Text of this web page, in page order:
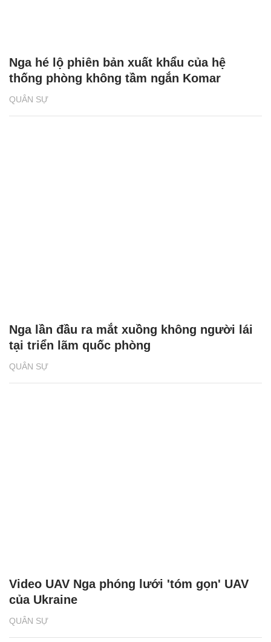
QUÂN SỰ
Nga hé lộ phiên bản xuất khẩu của hệ
thống phòng không tầm ngắn Komar
QUÂN SỰ
Nga lần đầu ra mắt xuồng không người lái
tại triển lãm quốc phòng
QUÂN SỰ
Video UAV Nga phóng lưới 'tóm gọn' UAV
của Ukraine